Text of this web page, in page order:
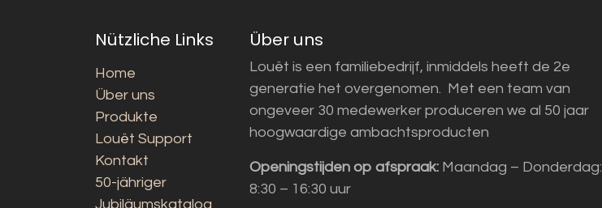
Nützliche Links
Home
Über uns
Produkte
Louët Support
Kontakt
50-jähriger
Jubiläumskatalog
Über uns
Louët is een familiebedrijf, inmiddels heeft de 2e
generatie het overgenomen. Met een team van
ongeveer 30 medewerker produceren we al 50 jaar
hoogwaardige ambachtsproducten
Openingstijden op afspraak: Maandag – Donderdag:
8:30 – 16:30 uur